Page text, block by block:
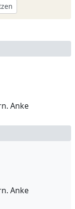
Anke
Anke